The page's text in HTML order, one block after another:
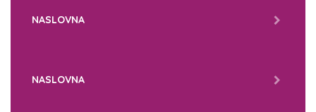
NASLOVNA
NASLOVNA